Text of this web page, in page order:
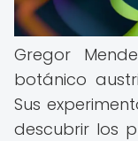
Gregor
botánico
Sus
descubrir los